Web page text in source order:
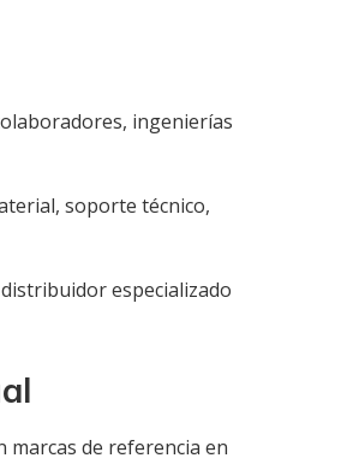
ingenierías
soporte técnico,
especializado
de referencia en